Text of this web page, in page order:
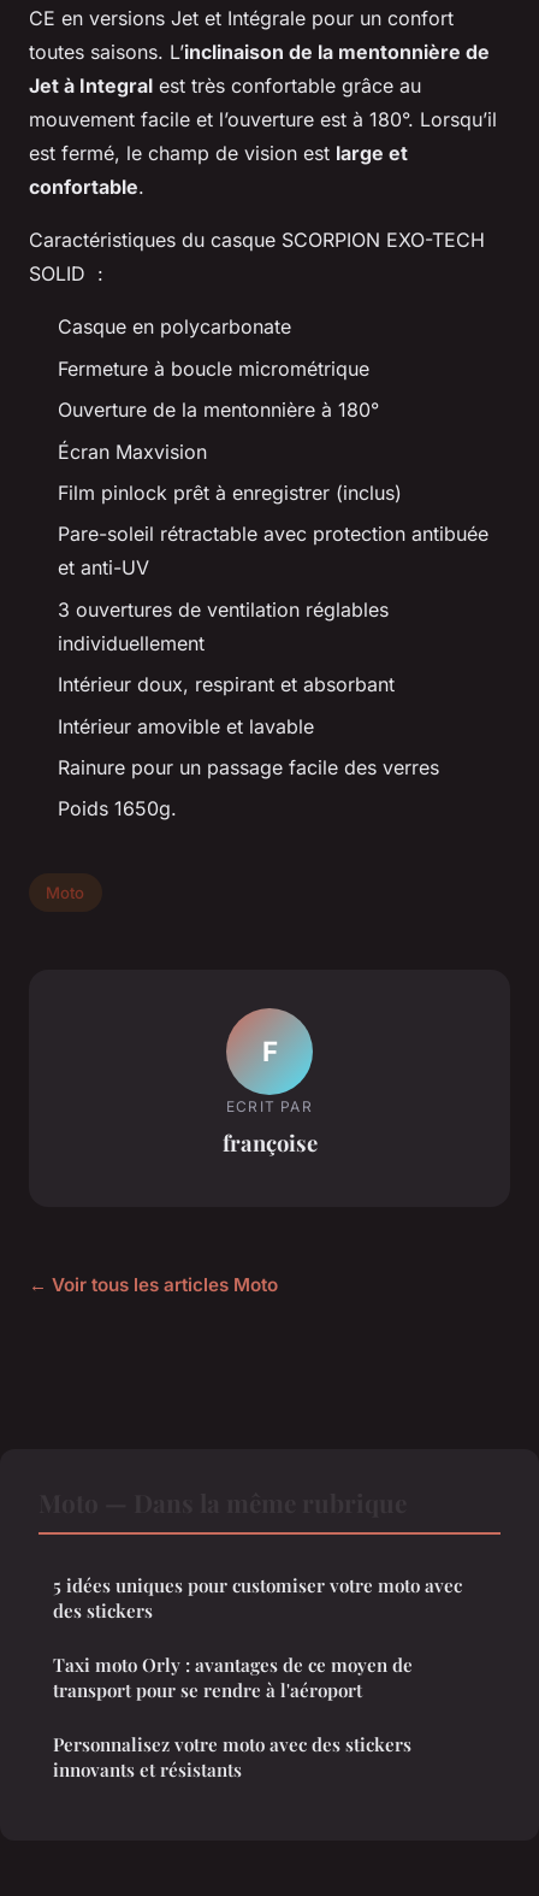
CE en versions Jet et Intégrale pour un confort
toutes saisons. L’inclinaison de la mentonnière de
Jet à Integral est très confortable grâce au
mouvement facile et l’ouverture est à 180°. Lorsqu’il
est fermé, le champ de vision est large et
confortable.
Caractéristiques du casque SCORPION EXO-TECH
SOLID :
Casque en polycarbonate
Fermeture à boucle micrométrique
Ouverture de la mentonnière à 180°
Écran Maxvision
Film pinlock prêt à enregistrer (inclus)
Pare-soleil rétractable avec protection antibuée
et anti-UV
3 ouvertures de ventilation réglables
individuellement
Intérieur doux, respirant et absorbant
Intérieur amovible et lavable
Rainure pour un passage facile des verres
Poids 1650g.
Moto
F
ECRIT PAR
françoise
← Voir tous les articles Moto
5 idées uniques pour customiser votre moto avec
des stickers
Taxi moto Orly : avantages de ce moyen de
transport pour se rendre à l'aéroport
Personnalisez votre moto avec des stickers
innovants et résistants